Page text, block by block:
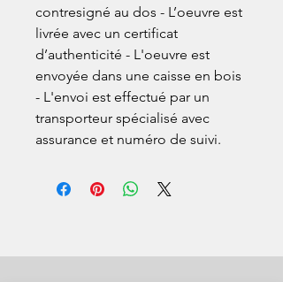
contresigné au dos - L’oeuvre est
livrée avec un certificat
d’authenticité - L'oeuvre est
envoyée dans une caisse en bois
- L'envoi est effectué par un
transporteur spécialisé avec
assurance et numéro de suivi.